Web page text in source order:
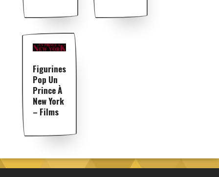
Figurines
Pop Un
Prince À
New York
– Films